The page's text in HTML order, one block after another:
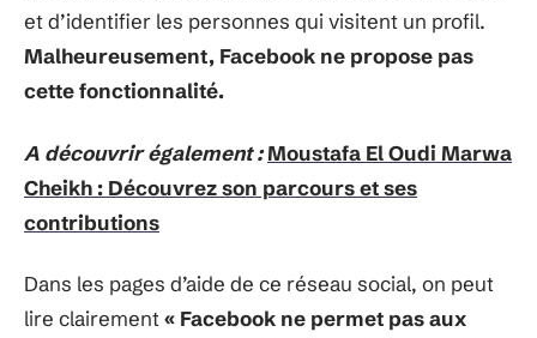
et d’identifier les personnes qui visitent un profil.
Malheureusement, Facebook ne propose pas
cette fonctionnalité.
A découvrir également : Moustafa El Oudi Marwa
Cheikh : Découvrez son parcours et ses
contributions
Dans les pages d’aide de ce réseau social, on peut
lire clairement « Facebook ne permet pas aux